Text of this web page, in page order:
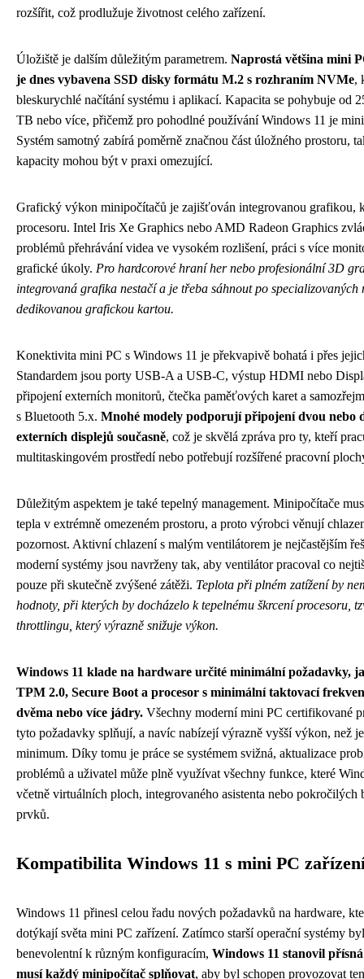
rozšířit, což prodlužuje životnost celého zařízení.
Úložiště je dalším důležitým parametrem. Naprostá většina mini
je dnes vybavena SSD disky formátu M.2 s rozhraním NVMe,
bleskurychlé načítání systému i aplikací. Kapacita se pohybuje od
TB nebo více, přičemž pro pohodlné používání Windows 11 je
Systém samotný zabírá poměrně značnou část úložného prostoru,
kapacity mohou být v praxi omezující.
Grafický výkon minipočítačů je zajišťován integrovanou grafikou,
procesoru. Intel Iris Xe Graphics nebo AMD Radeon Graphics
problémů přehrávání videa ve vysokém rozlišení, práci s více
grafické úkoly. Pro hardcorové hraní her nebo profesionální 3D
integrovaná grafika nestačí a je třeba sáhnout po specializovaných
dedikovanou grafickou kartou.
Konektivita mini PC s Windows 11 je překvapivě bohatá i přes
Standardem jsou porty USB-A a USB-C, výstup HDMI nebo
připojení externích monitorů, čtečka paměťových karet a
s Bluetooth 5.x. Mnohé modely podporují připojení dvou nebo
externích displejů současně, což je skvělá zpráva pro ty, kteří
multitaskingovém prostředí nebo potřebují rozšířené pracovní
Důležitým aspektem je také tepelný management. Minipočítače
tepla v extrémně omezeném prostoru, a proto výrobci věnují
pozornost. Aktivní chlazení s malým ventilátorem je nejčastějším
moderní systémy jsou navrženy tak, aby ventilátor pracoval co
pouze při skutečně zvýšené zátěži. Teplota při plném zatížení by
hodnoty, při kterých by docházelo k tepelnému škrcení procesoru,
throttlingu, který výrazně snižuje výkon.
Windows 11 klade na hardware určité minimální požadavky,
TPM 2.0, Secure Boot a procesor s minimální taktovací
dvěma nebo více jádry. Všechny moderní mini PC certifikované
tyto požadavky splňují, a navíc nabízejí výrazně vyšší výkon, než
minimum. Díky tomu je práce se systémem svižná, aktualizace
problémů a uživatel může plně využívat všechny funkce, které
včetně virtuálních ploch, integrovaného asistenta nebo pokročilých
prvků.
Kompatibilita Windows 11 s mini PC
Windows 11 přinesl celou řadu nových požadavků na hardware,
dotýkají světa mini PC zařízení. Zatímco starší operační systémy
benevolentní k různým konfiguracím, Windows 11 stanovil
musí každý minipočítač splňovat, aby byl schopen provozovat